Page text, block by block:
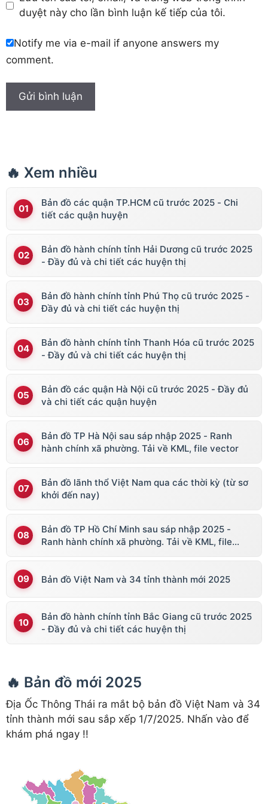
duyệt này cho lần bình luận kế tiếp của tôi.
Notify me via e-mail if anyone answers my
comment.
🔥 Xem nhiều
Bản đồ các quận TP.HCM cũ trước 2025 - Chi
tiết các quận huyện
Bản đồ hành chính tỉnh Hải Dương cũ trước 2025
- Đầy đủ và chi tiết các huyện thị
Bản đồ hành chính tỉnh Phú Thọ cũ trước 2025 -
Đầy đủ và chi tiết các huyện thị
Bản đồ hành chính tỉnh Thanh Hóa cũ trước 2025
- Đầy đủ và chi tiết các huyện thị
Bản đồ các quận Hà Nội cũ trước 2025 - Đầy đủ
và chi tiết các quận huyện
Bản đồ TP Hà Nội sau sáp nhập 2025 - Ranh
hành chính xã phường. Tải về KML, file vector
Bản đồ lãnh thổ Việt Nam qua các thời kỳ (từ sơ
khởi đến nay)
Bản đồ TP Hồ Chí Minh sau sáp nhập 2025 -
Ranh hành chính xã phường. Tải về KML, file
Bản đồ Việt Nam và 34 tỉnh thành mới 2025
Bản đồ hành chính tỉnh Bắc Giang cũ trước 2025
- Đầy đủ và chi tiết các huyện thị
🔥 Bản đồ mới 2025
Địa Ốc Thông Thái ra mắt bộ bản đồ Việt Nam và 34
tỉnh thành mới sau sắp xếp 1/7/2025. Nhấn vào để
khám phá ngay !!